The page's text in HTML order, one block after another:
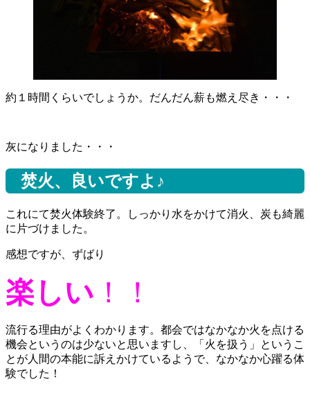
約１時間くらいでしょうか。だんだん薪も燃え尽き・・・
灰になりました・・・
焚火、良いですよ♪
これにて焚火体験終了。しっかり水をかけて消火、炭も綺麗
に片づけました。
感想ですが、ずばり
楽しい ！！
流行る理由がよくわかります。都会ではなかなか火を点ける
機会というのは少ないと思いますし、「火を扱う」というこ
とが人間の本能に訴えかけているようで、なかなか心躍る体
験でした！